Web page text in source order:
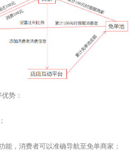
势：
能，消费者可以准确导航至免单商家；